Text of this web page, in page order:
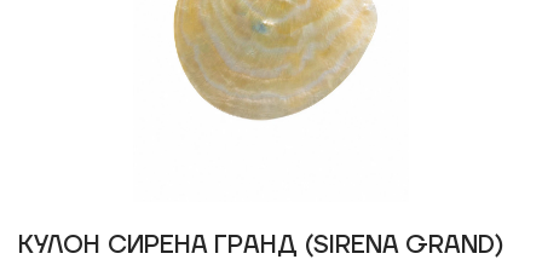
КУЛОН СИРЕНА ГРАНД (SIRENA GRAND)